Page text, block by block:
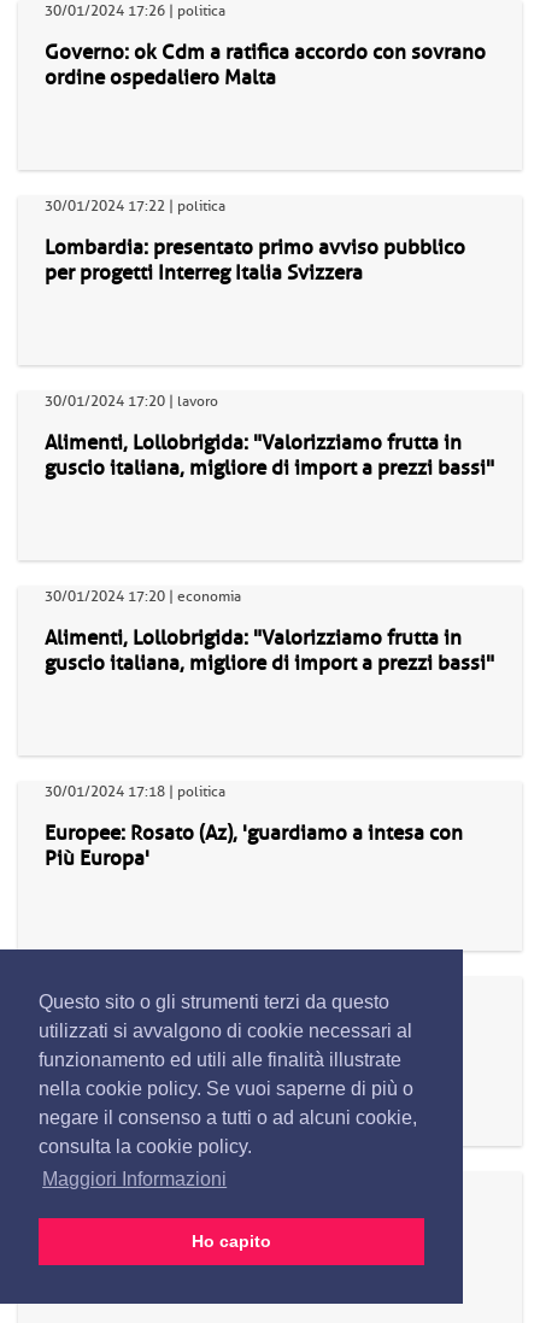
Questo sito o gli strumenti terzi da questo
utilizzati si avvalgono di cookie necessari al
funzionamento ed utili alle finalità illustrate
nella cookie policy. Se vuoi saperne di più o
negare il consenso a tutti o ad alcuni cookie,
consulta la cookie policy.
Maggiori Informazioni
Ho capito
30/01/2024 17:26 | politica
Governo: ok Cdm a ratifica accordo con sovrano
ordine ospedaliero Malta
30/01/2024 17:22 | politica
Lombardia: presentato primo avviso pubblico
per progetti Interreg Italia Svizzera
30/01/2024 17:20 | lavoro
Alimenti, Lollobrigida: "Valorizziamo frutta in
guscio italiana, migliore di import a prezzi bassi"
30/01/2024 17:20 | economia
Alimenti, Lollobrigida: "Valorizziamo frutta in
guscio italiana, migliore di import a prezzi bassi"
30/01/2024 17:18 | politica
Europee: Rosato (Az), 'guardiamo a intesa con
Più Europa'
Alimenti, parte campagna frutta in guscio
'Dentro c’è l’Italia' con Italrugby testimonial
30/01/2024 17:16 | economia
Alimenti, parte campagna frutta in guscio
'Dentro c’è l’Italia' con Italrugby testimonial